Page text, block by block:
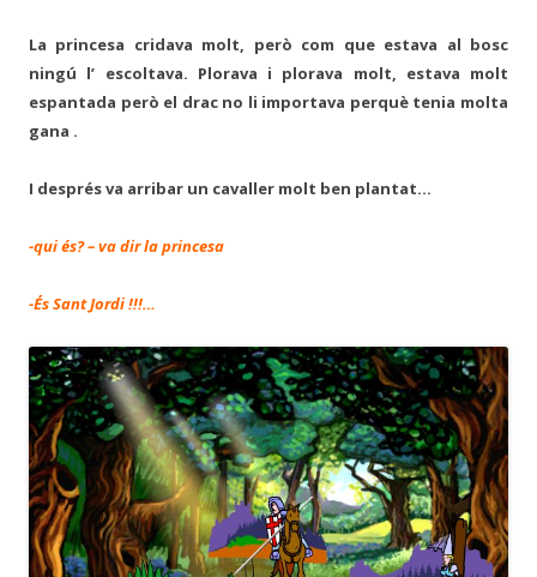
La princesa cridava molt, però com que estava al bosc
ningú l’ escoltava. Plorava i plorava molt, estava molt
espantada però el drac no li importava perquè tenia molta
gana .
I després va arribar un cavaller molt ben plantat…
-qui és? – va dir la princesa
-És Sant Jordi !!!…